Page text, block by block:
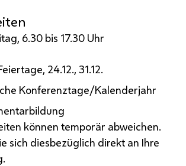
6.30 bis 17.30 Uhr
24.12., 31.12.
Konferenztage/Kalenderjahr
können temporär abweichen.
sich diesbezüglich direkt an Ihre